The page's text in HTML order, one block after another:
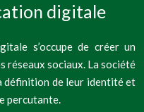
digitale
s’occupe de créer un
réseaux sociaux. La société
définition de leur identité et
percutante.